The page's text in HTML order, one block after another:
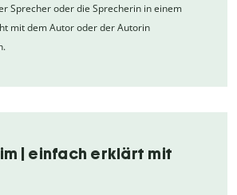
Sprecher oder die Sprecherin in einem
mit dem Autor oder der Autorin
| einfach erklärt mit